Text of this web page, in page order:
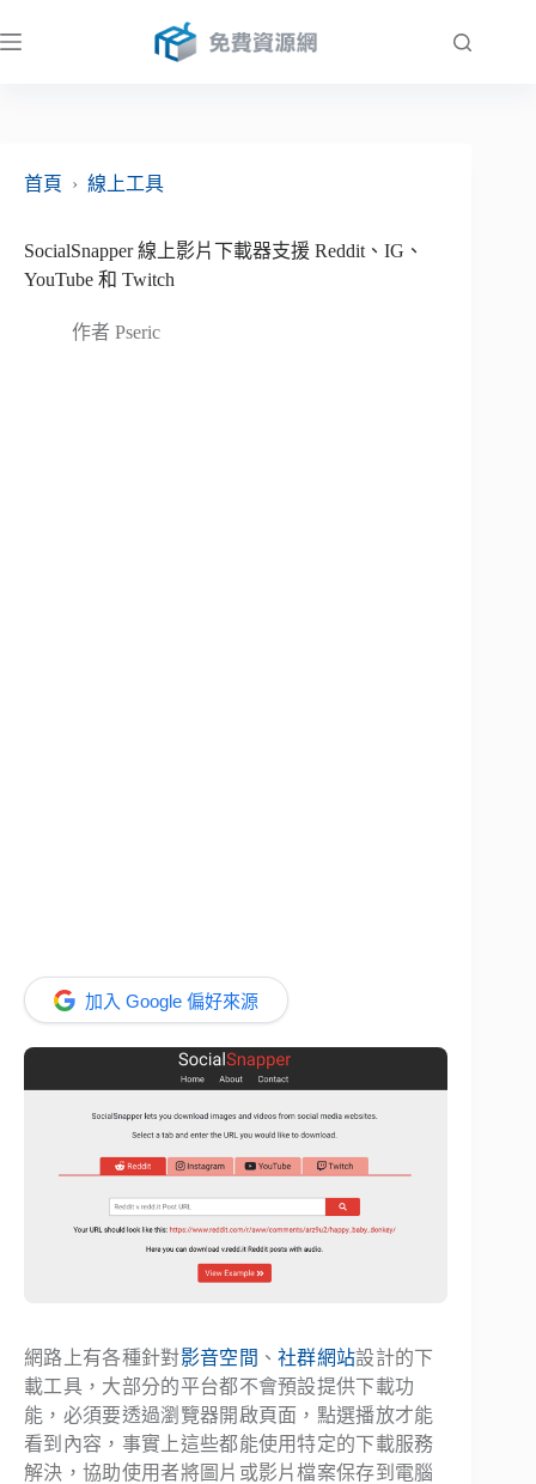
至
首頁
› 線上工具
SocialSnapper 線上影片下載器支援 Reddit、IG、
YouTube 和 Twitch
作者 Pseric
加入 Google 偏好來源
網路上有各種針對影音空間 、社群網站設計的下
載工具，大部分的平台都不會預設提供下載功
能，必須要透過瀏覽器開啟頁面，點選播放才能
看到內容，事實上這些都能使用特定的下載服務
解決，協助使用者將圖片或影片檔案保存到電腦